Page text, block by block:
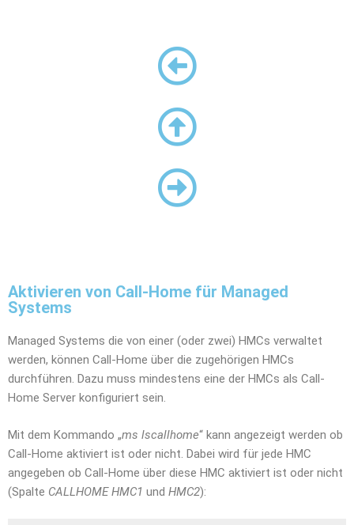
Aktivieren von Call-Home für Managed
Systems
Managed Systems die von einer (oder zwei) HMCs verwaltet
werden, können Call-Home über die zugehörigen HMCs
durchführen. Dazu muss mindestens eine der HMCs als Call-
Home Server konfiguriert sein.
Mit dem Kommando „ms lscallhome“ kann angezeigt werden ob
Call-Home aktiviert ist oder nicht. Dabei wird für jede HMC
angegeben ob Call-Home über diese HMC aktiviert ist oder nicht
(Spalte CALLHOME HMC1 und HMC2):